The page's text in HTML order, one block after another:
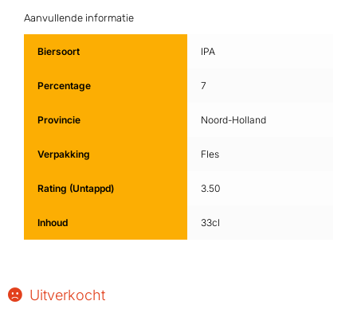
Aanvullende informatie
Biersoort IPA
Percentage 7
Provincie Noord-Holland
Verpakking Fles
Rating (Untappd) 3.50
Inhoud 33cl
Uitverkocht